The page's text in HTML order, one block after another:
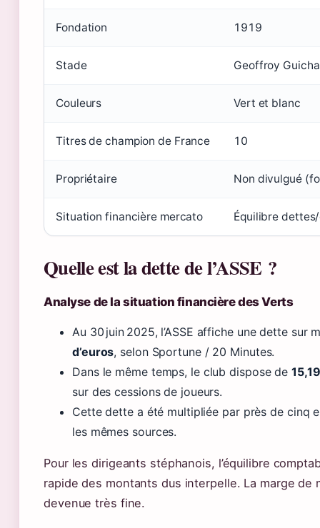
Fondation 1919
Stade Geoffroy
Couleurs Vert et blanc
Titres de champion de France 10
Propriétaire Non divulgué
Situation financière mercato Équilibre
Quelle est la dette de l’ASSE ?
Analyse de la situation financière des Verts
Au 30 juin 2025, l’ASSE affiche une dette sur
d’euros, selon Sportune / 20 Minutes.
Dans le même temps, le club dispose de
sur des cessions de joueurs.
Cette dette a été multipliée par près de cinq
les mêmes sources.
Pour les dirigeants stéphanois, l’équilibre
rapide des montants dus interpelle. La marge
devenue très fine.